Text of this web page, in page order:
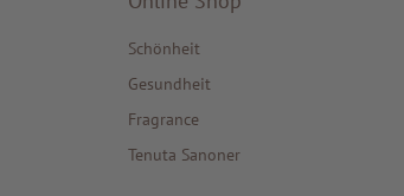
Schönheit
Gesundheit
Fragrance
Tenuta Sanoner